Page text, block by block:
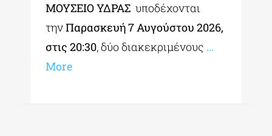
ΜΟΥΣΕΙΟ ΥΔΡΑΣ υποδέχονται
τηνΠαρασκευή 7 Αυγούστου 2026,
στις 20:30, δύο διακεκριμένους …
More